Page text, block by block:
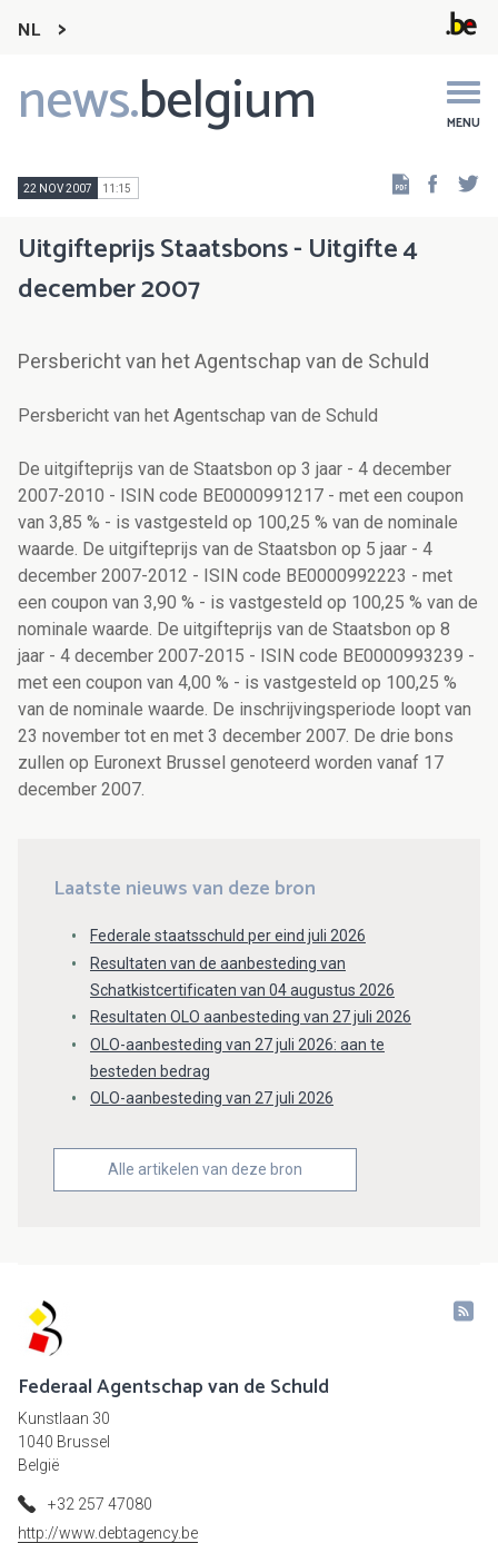
NL
news.belgium MENU
Main
navigation
22 NOV 2007 11:15
Uitgifteprijs Staatsbons - Uitgifte 4
december 2007
Persbericht van het Agentschap van de Schuld
Persbericht van het Agentschap van de Schuld
De uitgifteprijs van de Staatsbon op 3 jaar - 4 december
2007-2010 - ISIN code BE0000991217 - met een coupon
van 3,85 % - is vastgesteld op 100,25 % van de nominale
waarde. De uitgifteprijs van de Staatsbon op 5 jaar - 4
december 2007-2012 - ISIN code BE0000992223 - met
een coupon van 3,90 % - is vastgesteld op 100,25 % van de
nominale waarde. De uitgifteprijs van de Staatsbon op 8
jaar - 4 december 2007-2015 - ISIN code BE0000993239 -
met een coupon van 4,00 % - is vastgesteld op 100,25 %
van de nominale waarde. De inschrijvingsperiode loopt van
23 november tot en met 3 december 2007. De drie bons
zullen op Euronext Brussel genoteerd worden vanaf 17
december 2007.
Laatste nieuws van deze bron
Federale staatsschuld per eind juli 2026
Resultaten van de aanbesteding van
Schatkistcertificaten van 04 augustus 2026
Resultaten OLO aanbesteding van 27 juli 2026
OLO-aanbesteding van 27 juli 2026: aan te
besteden bedrag
OLO-aanbesteding van 27 juli 2026
Alle artikelen van deze bron
Federaal Agentschap van de Schuld
Kunstlaan 30
1040 Brussel
België
+32 257 47080
http://www.debtagency.be